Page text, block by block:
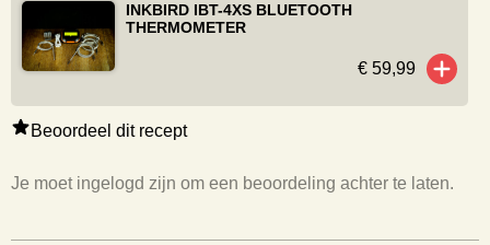
Beoordeel dit recept
Je moet ingelogd zijn om een beoordeling achter te laten.
INKBIRD IBT-4XS BLUETOOTH
THERMOMETER
€ 59,99